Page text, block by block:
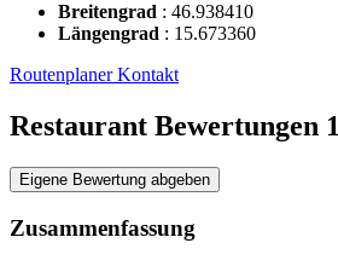
Breitengrad : 46.938410
Längengrad : 15.673360
RoutenplanerKontakt
Restaurant Bewertungen 1
Eigene Bewertung abgeben
Zusammenfassung